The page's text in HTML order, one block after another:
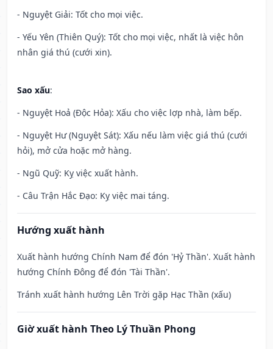
- Nguyệt Giải: Tốt cho mọi việc.
- Yếu Yên (Thiên Quý): Tốt cho mọi việc, nhất là việc hôn
nhân giá thú (cưới xin).
Sao xấu:
- Nguyệt Hoả (Độc Hỏa): Xấu cho việc lợp nhà, làm bếp.
- Nguyệt Hư (Nguyệt Sát): Xấu nếu làm việc giá thú (cưới
hỏi), mở cửa hoặc mở hàng.
- Ngũ Quỹ: Kỵ việc xuất hành.
- Câu Trận Hắc Đạo: Kỵ việc mai táng.
Hướng xuất hành
Xuất hành hướng Chính Nam để đón 'Hỷ Thần'. Xuất hành
hướng Chính Đông để đón 'Tài Thần'.
Tránh xuất hành hướng Lên Trời gặp Hạc Thần (xấu)
Giờ xuất hành Theo Lý Thuần Phong